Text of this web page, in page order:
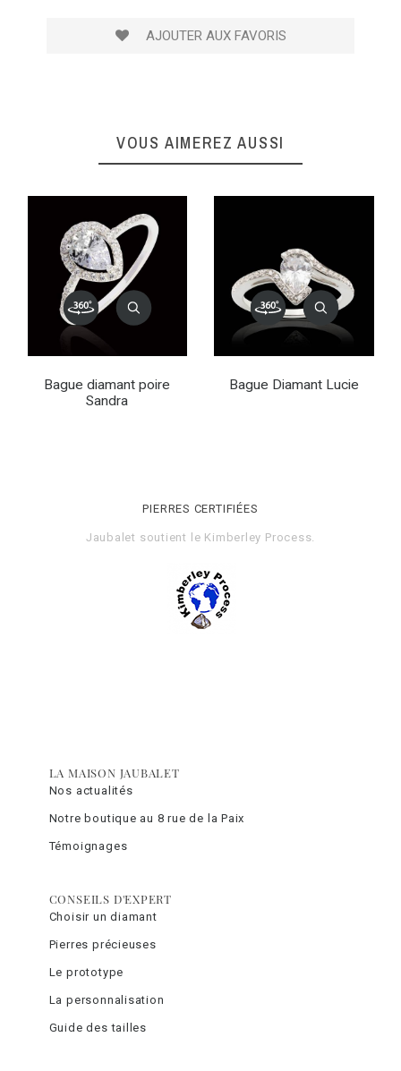
AJOUTER AUX FAVORIS
VOUS AIMEREZ AUSSI
Bague diamant poire
Sandra
Bague Diamant Lucie
PIERRES CERTIFIÉES
Jaubalet soutient le Kimberley Process
LA MAISON JAUBALET
Nos actualités
Notre boutique au 8 rue de la Paix
Témoignages
CONSEILS D'EXPERT
Choisir un diamant
Pierres précieuses
Le prototype
La personnalisation
Guide des tailles